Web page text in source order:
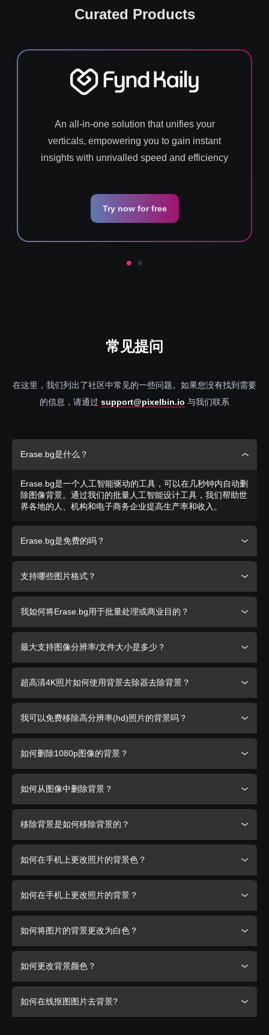
Curated Products
An all-in-one solution that unifies your
verticals, empowering you to gain instant
insights with unrivalled speed and efficiency
Try now for free
常见提问
在这里，我们列出了社区中常见的一些问题。如果您没有找到需要
的信息，请通过 support@pixelbin.io 与我们联系
Erase.bg是什么？
Erase.bg是一个人工智能驱动的工具，可以在几秒钟内自动删
除图像背景。通过我们的批量人工智能设计工具，我们帮助世
界各地的人、机构和电子商务企业提高生产率和收入。
Erase.bg是免费的吗？
是的
, Erase.bg对我们网站上处理的个人使用的图像完全免
费。PixelBin.io为商业或专业用途提供各种订阅计划。
支持哪些图片格式？
Erase.bg现在支持图像类型有
PNG, JPG, JPEG, WEBP and
HEIC. 图像必须具有明确定义的前景主题，如人、动物、产
品、汽车等。
我如何将Erase.bg用于批量处理或商业目的？
您可以使用我们的产品 PixelBin.io
批量处理您的图像。
PixelBin为您的所有媒体库提供实时图像转换和自动优化、图
像URL和存储。
最大支持图像分辨率/文件大小是多少？
支持的最大输出分辨率和大小为 10000 x 10000 px
MB.
超高清4K照片如何使用背景去除器去除背景？
你可以简单地点击Erase.bg上传你的4K图像，然后移除背
景。
我可以免费移除高分辨率(hd)照片的背景吗？
是的，你可以完全免费地使用Erase.bg移除高分辨率(hd)图像
的背景。下载没有背景的高分辨率图像是不收费的。
如何删除1080p图像的背景？
要自动删除背景，请单击“上传图像”按钮。您可以拖动或选择
图像以从中删除背景。
单击“下载原始大小”按钮以下载已删除背景的图像的原始大
如何从图像中删除背景？
从图像中移除背景时，Erase.bg是一个很好的工具。执行此操
作的步骤说明如下：
也可以使用拖放功能来上传图像。
第二步：当你的图片上传时，你的屏幕上会弹出一条信息，
“正在上传图片，请稍候……”当它上传完成时，你会看到一条
信息说，“正在处理图片，请稍候……”
第三步：几秒钟后，你会得到一个背景被移除的图像，如果
你想对背景做一些改变，使用右上角的编辑选项。
移除背景是如何移除背景的？
Remove bg背后的杰出的开发者们开发了一种解决方案，与
其他消耗大量时间并需要技术技能的背景移除和编辑工具相
比，它可以使用人工智能在几秒钟内帮助移除或编辑图像的背
如何在手机上更改照片的背景色？
当谈到在手机上改变照片的背景颜色时，你可以使用Erase.bg
的移动应用程序在几秒钟内完成。执行此操作的步骤如下
于iOS）下载Erase.bg应用程序。现在，使用上传图像选项上
传图像。
第二步：等待几秒钟，当你的图片上传时，Erase.bg的人工
智能将开始移除背景。当这种情况发生时，您会在屏幕上看
到一条消息，“正在处理图像，请稍候…”
第三步：在两到三秒钟内，你会得到一个背景被移除的图
如何在手机上更改照片的背景？
为了使用手机更改图像的背景，下面是如何使用Erase.bg：
第一步：如果你使用的是iOS设备，去往AppStore，如果你
下载Erase.bg的应用程序。
第二步：点击上传图片按钮上传你想要改变的图片。
第三步：现在，等待几秒钟，因为Erase.bg的人工智能会从
如何将图片的背景更改为白色？
用Erase.bg改变图像的背景为白色是一件值得几秒钟的差事。
工作原理如下：
设备上获取）或前往他们的网站。
如何更改背景颜色？
当您需要更改图像的背景颜色时，您可以使用Erase.bg来完
成，而无需应用任何技术技能或投入大量时间。执行此操作的
步骤如下：
如何在线抠图图片去背景?